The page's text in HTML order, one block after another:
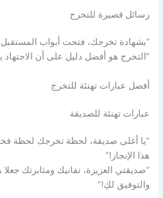
رسائل قصيرة للتخرج
“بشهادة تخرجك، فتحت أبواب المستقبل
“التخرج هو أفضل دليل على أن الاجتهاد
أفضل عبارات تهنئة للتخرج
عبارات تهنئة للصديقة
“يا أغلى صديقة، لحظة تخرجك لحظة
هذا الإنجاز!”
“صديقتي العزيزة، تفانيك ومثابرتك
والتوفيق لكِ!”